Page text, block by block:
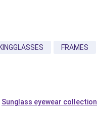
FRAMES
Sunglass eyewear collection